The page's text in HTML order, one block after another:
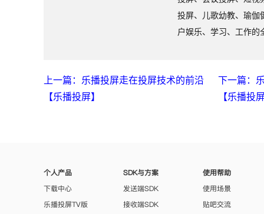
投屏、儿歌幼教、瑜伽
户娱乐、学习、工作的
上一篇：乐播投屏走在投屏技术的前沿
【乐播投屏】
下一篇：
【乐播投
个人产品
下载中心
乐播投屏TV版
SDK与方案
发送端SDK
接收端SDK
使用帮助
使用场景
贴吧交流